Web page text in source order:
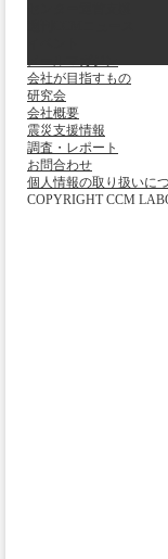
会社が目指すもの
研究会
会社概要
震災支援情報
調査・レポート
お問合わせ
個人情報の取り扱いに
COPYRIGHT CCM